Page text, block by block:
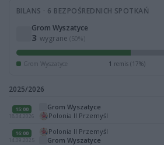
BILANS · 6 BEZPOŚREDNICH SPOTKAŃ
Grom Wyszatyce
3 wygrane (50%)
Grom Wyszatyce 1 remis (17%)
2025/2026
15:00
18.04.2026
Grom Wyszatyce
Polonia II Przemyśl
16:00
14.09.2025
Polonia II Przemyśl
Grom Wyszatyce